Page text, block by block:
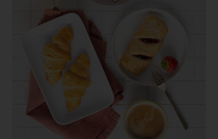
Doppler Gruppe
ERLUS AG
Fristads Austria
HIG Infomotion Group
IFE Austria GmbH